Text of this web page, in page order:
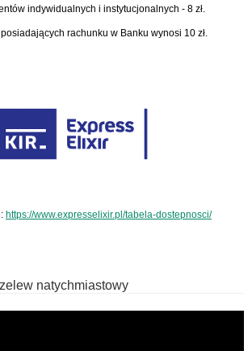
indywidualnych i instytucjonalnych - 8 zł.
rachunku w Banku wynosi 10 zł.
https://www.expresselixir.pl/tabela-dostepnosci/
natychmiastowy